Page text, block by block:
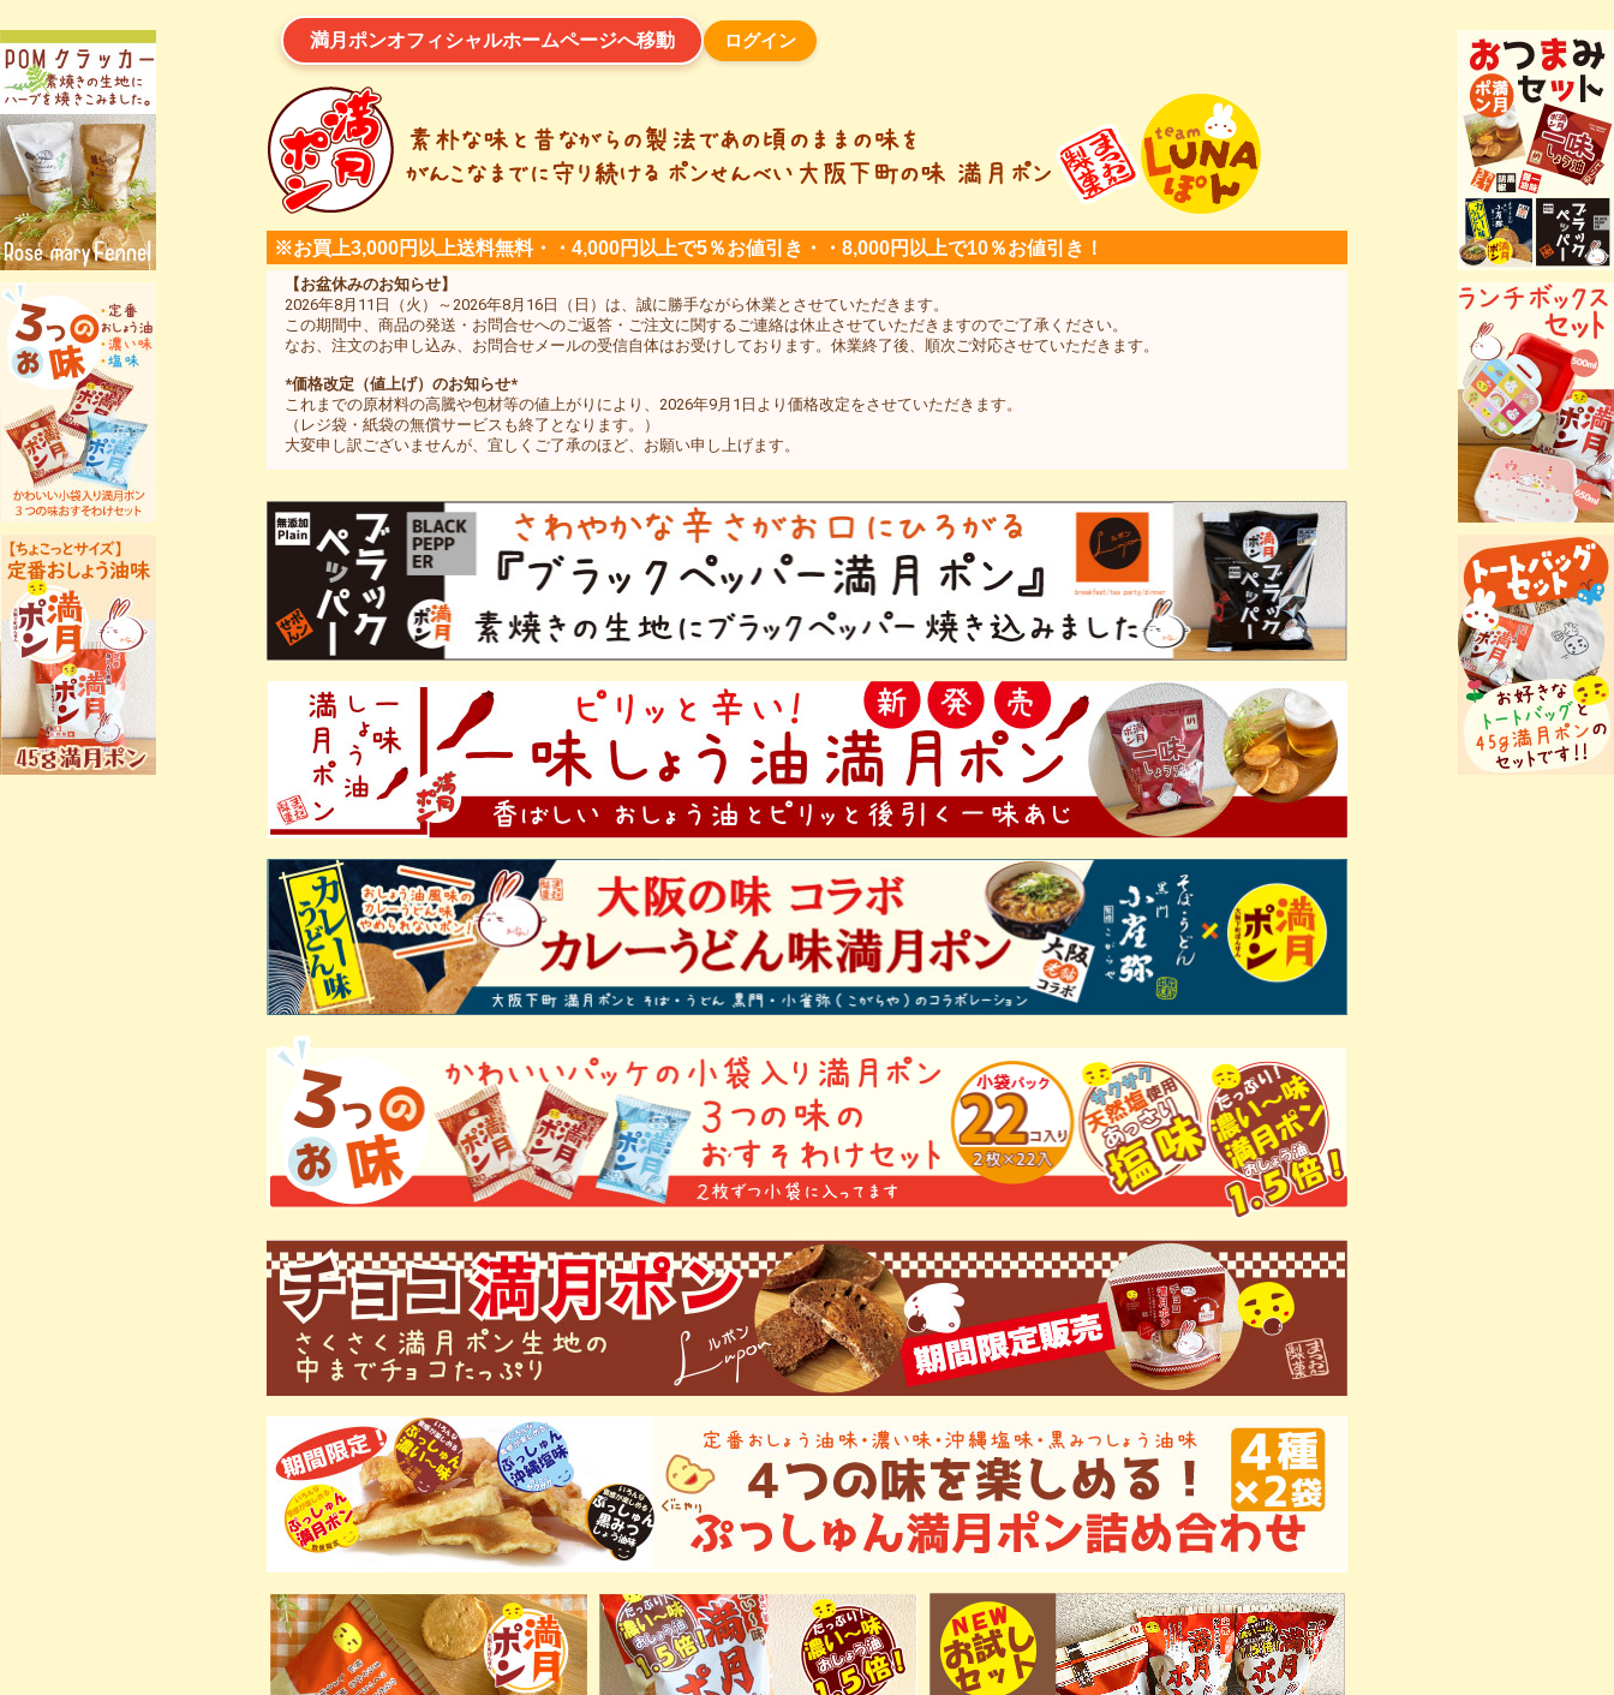
満月ポンオフィシャルホームページへ移動 ログイン
※お買上3,000円以上送料無料・・4,000円以上で5％お値引き・・8,000円以上で10％お値引き！
【お盆休みのお知らせ】
2026年8月11日（火）～2026年8月16日（日）は、誠に勝手ながら休業とさせていただきます。
この期間中、商品の発送・お問合せへのご返答・ご注文に関するご連絡は休止させていただきますのでご了承ください。
なお、注文のお申し込み、お問合せメールの受信自体はお受けしております。休業終了後、順次ご対応させていただきます。
*価格改定（値上げ）のお知らせ*
これまでの原材料の高騰や包材等の値上がりにより、2026年9月1日より価格改定をさせていただきます。
（レジ袋・紙袋の無償サービスも終了となります。）
大変申し訳ございませんが、宜しくご了承のほど、お願い申し上げます。